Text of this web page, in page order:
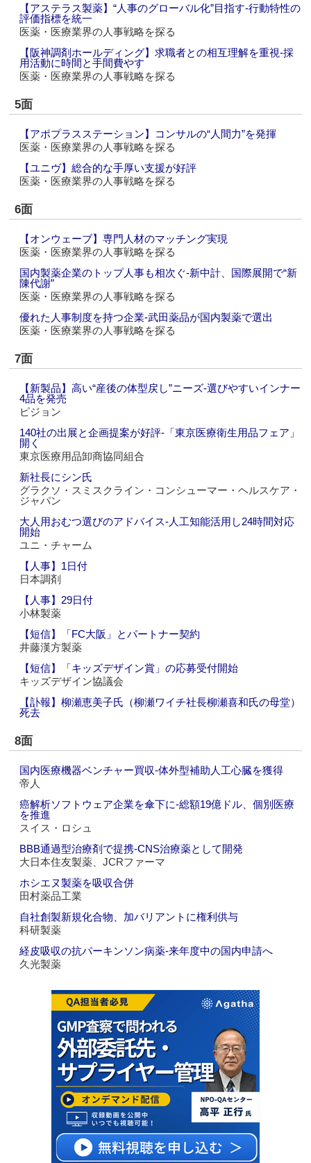
【アステラス製薬】“人事のグローバル化”目指す‐行動特性の
評価指標を統一
医薬・医療業界の人事戦略を探る
【阪神調剤ホールディング】求職者との相互理解を重視‐採
用活動に時間と手間費やす
医薬・医療業界の人事戦略を探る
5面
【アポプラスステーション】コンサルの“人間力”を発揮
医薬・医療業界の人事戦略を探る
【ユニヴ】総合的な手厚い支援が好評
医薬・医療業界の人事戦略を探る
6面
【オンウェーブ】専門人材のマッチング実現
医薬・医療業界の人事戦略を探る
国内製薬企業のトップ人事も相次ぐ‐新中計、国際展開で“新
陳代謝”
医薬・医療業界の人事戦略を探る
優れた人事制度を持つ企業‐武田薬品が国内製薬で選出
医薬・医療業界の人事戦略を探る
7面
【新製品】高い“産後の体型戻し”ニーズ‐選びやすいインナー
4品を発売
ピジョン
140社の出展と企画提案が好評‐「東京医療衛生用品フェア」
開く
東京医療用品卸商協同組合
新社長にシン氏
グラクソ・スミスクライン・コンシューマー・ヘルスケア・
ジャパン
大人用おむつ選びのアドバイス‐人工知能活用し24時間対応
開始
ユニ・チャーム
【人事】1日付
日本調剤
【人事】29日付
小林製薬
【短信】「FC大阪」とパートナー契約
井藤漢方製薬
【短信】「キッズデザイン賞」の応募受付開始
キッズデザイン協議会
【訃報】柳瀬恵美子氏（柳瀬ワイチ社長柳瀬喜和氏の母堂）
死去
8面
国内医療機器ベンチャー買収‐体外型補助人工心臓を獲得
帝人
癌解析ソフトウェア企業を傘下に‐総額19億ドル、個別医療
を推進
スイス・ロシュ
BBB通過型治療剤で提携‐CNS治療薬として開発
大日本住友製薬、JCRファーマ
ホシエヌ製薬を吸収合併
田村薬品工業
自社創製新規化合物、加バリアントに権利供与
科研製薬
経皮吸収の抗パーキンソン病薬‐来年度中の国内申請へ
久光製薬